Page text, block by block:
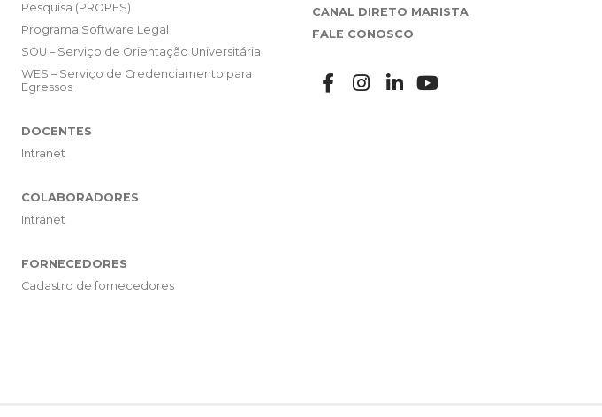
Pesquisa (PROPES)
Programa Software Legal
SOU – Serviço de Orientação Universitária
WES – Serviço de Credenciamento para
Egressos
DOCENTES
Intranet
COLABORADORES
Intranet
FORNECEDORES
Cadastro de fornecedores
CANAL DIRETO MARISTA
FALE CONOSCO